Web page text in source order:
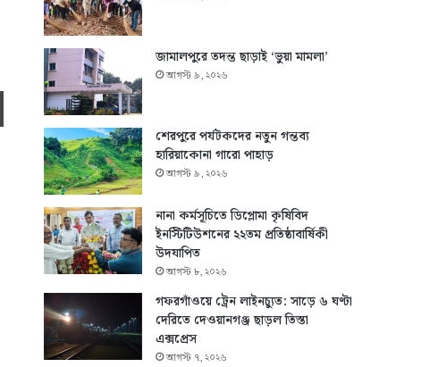
Print
জামালপুরে তদন্ত ছাড়াই ‘ভুয়া মামলা’
আগস্ট ৯, ২০২৬
শেরপুরে পর্যটকদের নতুন গন্তব্য
হারিয়াকোনা গারো পাহাড়
আগস্ট ৯, ২০২৬
নানা কর্মসূচিতে ডিপ্লোমা কৃষিবিদ
ইনস্টিটিউশনের ২২তম প্রতিষ্ঠাবার্ষিকী
উদযাপিত
আগস্ট ৮, ২০২৬
গফরগাঁওয়ে ট্রেন লাইনচ্যুত: সাড়ে ৬ ঘণ্টা
দেরিতে দেওয়ানগঞ্জ ছাড়ল তিস্তা
এক্সপ্রেস
আগস্ট ৭, ২০২৬